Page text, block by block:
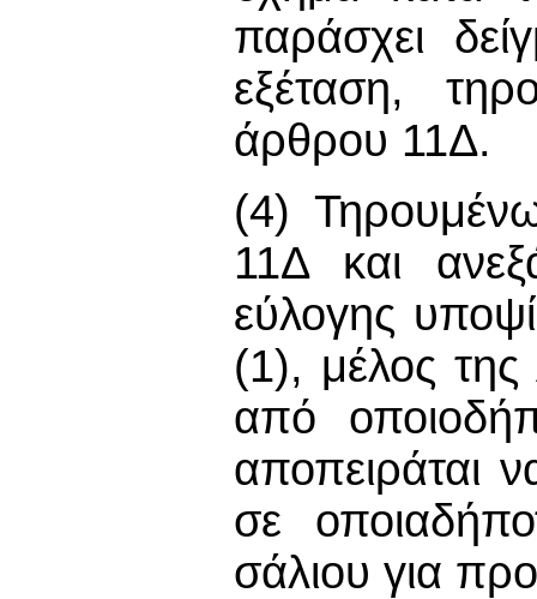
παράσχει
εξέταση,
άρθρου 11Δ.
(4)
11Δ και
εύλογης
(1), μέλος της
από
αποπειράται
σε
σάλιου για